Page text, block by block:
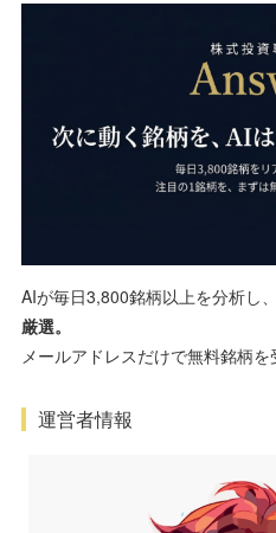
AIが毎日3,800銘柄以上を分析し、
厳選。
メールアドレスだけで無料銘柄を
運営者情報